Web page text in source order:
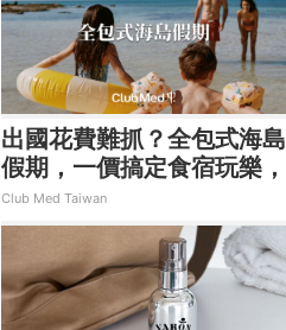
出國花費難抓？全包式海島
假期，一價搞定食宿玩樂，
省錢更省心！
Club Med Taiwan